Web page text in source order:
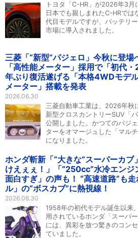
トヨタ「C-HR」が2026年3月
日本でも親しまれたC-HRで
代目モデルですが、バッテリ
市場に導入されました。
三菱「“新型”パジェロ」今秋に登
「高性能メーター」採用で「初代
年ぶり復活遂げる「本格4WDモデ
メーター」搭載を発表
2026.06.30
三菱自動車工業は、2026年秋
新型クロスカントリーSUV「
公開しました。かつてのパジ
ターをオマージュした「マル
になりました。
ホンダ斬新「“大きな”スーパーカブ
けえぇぇ！」「“250cc”水冷エン
面白すぎ」の声も！ “高速道路”も
ル」の“ボスカブ”に熱視線！
2026.06.30
1958年の初代モデル誕生以来
用されているホンダ「スーパ
には、異彩を放つ驚きのコン
ていました。